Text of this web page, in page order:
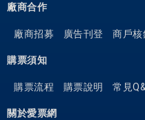
廠商合作
廠商招募 廣告刊登 商戶核
購票須知
購票流程 購票說明 常見
關於愛票網